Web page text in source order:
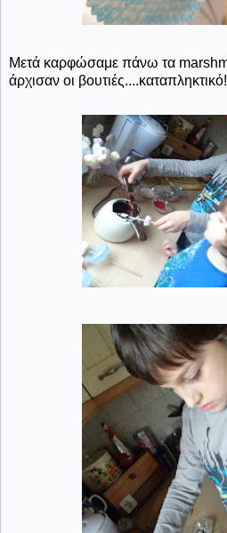
Μετά καρφώσαμε πάνω τα
άρχισαν οι